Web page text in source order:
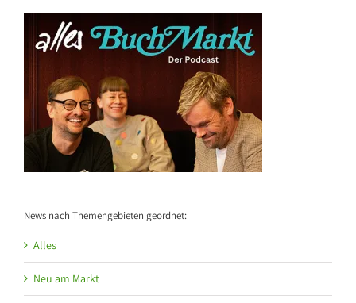
News nach Themengebieten geordnet:
Alles
Neu am Markt